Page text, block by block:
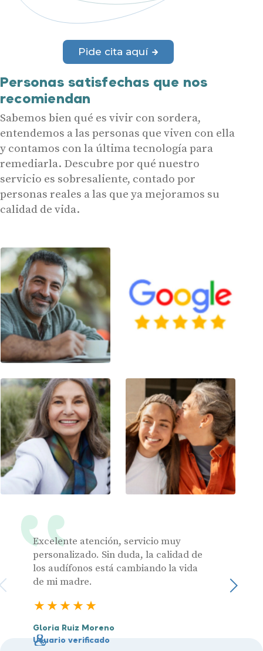
Pide cita aquí
Personas satisfechas que nos
recomiendan
Sabemos bien qué es vivir con sordera,
entendemos a las personas que viven con ella
y contamos con la última tecnología para
remediarla. Descubre por qué nuestro
servicio es sobresaliente, contado por
personas reales a las que ya mejoramos su
calidad de vida.
Excelente atención, servicio muy
personalizado. Sin duda, la calidad de
los audífonos está cambiando la vida
de mi madre.
Gloria Ruiz Moreno
Usuario verificado
Julia